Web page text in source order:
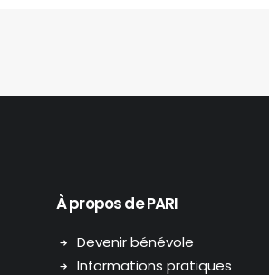
À propos de PARI
Devenir bénévole
Informations pratiques